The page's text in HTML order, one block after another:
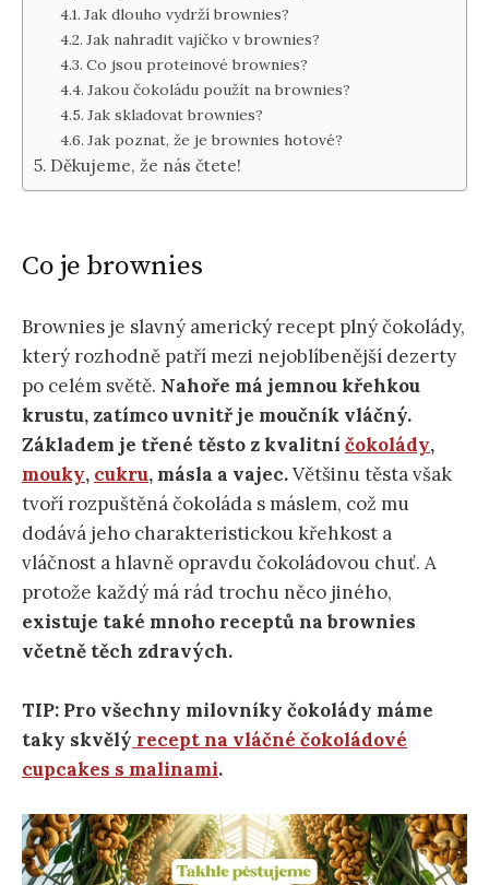
Jak dlouho vydrží brownies?
Jak nahradit vajíčko v brownies?
Co jsou proteinové brownies?
Jakou čokoládu použít na brownies?
Jak skladovat brownies?
Jak poznat, že je brownies hotové?
Děkujeme, že nás čtete!
Co je brownies
Brownies je slavný americký recept plný čokolády,
který rozhodně patří mezi nejoblíbenější dezerty
po celém světě. Nahoře má jemnou křehkou
krustu, zatímco uvnitř je moučník vláčný.
Základem je třené těsto z kvalitní čokolády,
mouky, cukru, másla a vajec.Většinu těsta však
tvoří rozpuštěná čokoláda s máslem, což mu
dodává jeho charakteristickou křehkost a
vláčnost a hlavně opravdu čokoládovou chuť. A
protože každý má rád trochu něco jiného,
existuje také mnoho receptů na brownies
včetně těch zdravých.
TIP: Pro všechny milovníky čokolády máme
taky skvělý recept na vláčné čokoládové
cupcakes s malinami.